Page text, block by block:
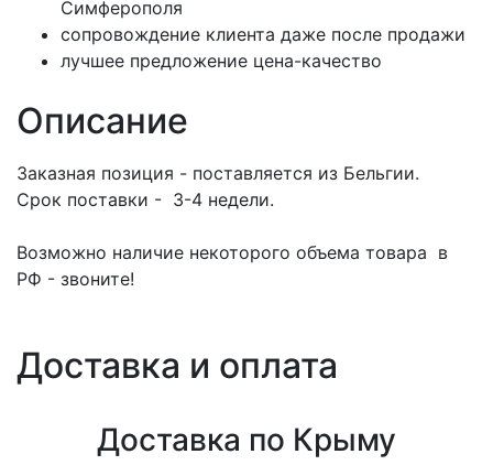
Симферополя
сопровождение клиента даже после продажи
лучшее предложение цена-качество
Описание
Заказная позиция - поставляется из Бельгии.
Срок поставки - 3-4 недели.
Возможно наличие некоторого объема товара в
РФ - звоните!
Доставка и оплата
Доставка по Крыму